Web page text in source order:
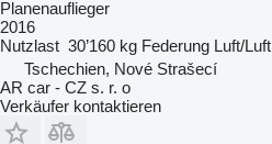
Planenauflieger
2016
Nutzlast 30’160 kg Federung Luft/Luft
Tschechien, Nové Strašecí
AR car - CZ s. r. o
Verkäufer kontaktieren